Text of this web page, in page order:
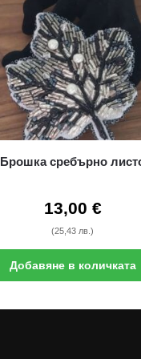
Брошка сребърно
13,00 €
(25,43 лв.)
Добавяне в количката